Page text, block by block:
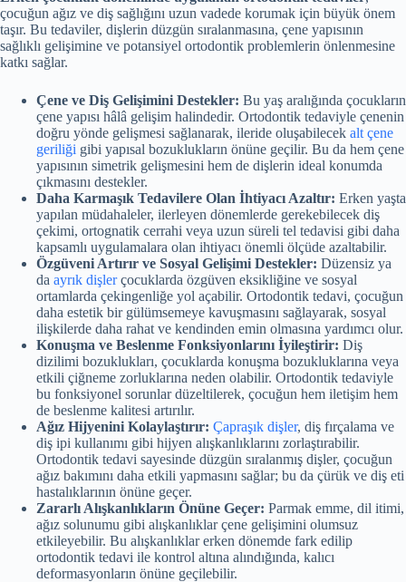
çocuğun ağız ve diş sağlığını uzun vadede korumak için büyük önem
taşır. Bu tedaviler, dişlerin düzgün sıralanmasına, çene yapısının
sağlıklı gelişimine ve potansiyel ortodontik problemlerin önlenmesine
katkı sağlar.
Çene ve Diş Gelişimini Destekler: Bu yaş aralığında çocukların
çene yapısı hâlâ gelişim halindedir. Ortodontik tedaviyle çenenin
doğru yönde gelişmesi sağlanarak, ileride oluşabilecek alt çene
geriliği gibi yapısal bozuklukların önüne geçilir. Bu da hem çene
yapısının simetrik gelişmesini hem de dişlerin ideal konumda
çıkmasını destekler.
Daha Karmaşık Tedavilere Olan İhtiyacı Azaltır: Erken yaşta
yapılan müdahaleler, ilerleyen dönemlerde gerekebilecek diş
çekimi, ortognatik cerrahi veya uzun süreli tel tedavisi gibi daha
kapsamlı uygulamalara olan ihtiyacı önemli ölçüde azaltabilir.
Özgüveni Artırır ve Sosyal Gelişimi Destekler: Düzensiz ya
da ayrık dişlerçocuklarda özgüven eksikliğine ve sosyal
ortamlarda çekingenliğe yol açabilir. Ortodontik tedavi, çocuğun
daha estetik bir gülümsemeye kavuşmasını sağlayarak, sosyal
ilişkilerde daha rahat ve kendinden emin olmasına yardımcı olur.
Konuşma ve Beslenme Fonksiyonlarını İyileştirir: Diş
dizilimi bozuklukları, çocuklarda konuşma bozukluklarına veya
etkili çiğneme zorluklarına neden olabilir. Ortodontik tedaviyle
bu fonksiyonel sorunlar düzeltilerek, çocuğun hem iletişim hem
de beslenme kalitesi artırılır.
Ağız Hijyenini Kolaylaştırır: Çapraşık dişler, diş fırçalama ve
diş ipi kullanımı gibi hijyen alışkanlıklarını zorlaştırabilir.
Ortodontik tedavi sayesinde düzgün sıralanmış dişler, çocuğun
ağız bakımını daha etkili yapmasını sağlar; bu da çürük ve diş eti
hastalıklarının önüne geçer.
Zararlı Alışkanlıkların Önüne Geçer: Parmak emme, dil itimi,
ağız solunumu gibi alışkanlıklar çene gelişimini olumsuz
etkileyebilir. Bu alışkanlıklar erken dönemde fark edilip
ortodontik tedavi ile kontrol altına alındığında, kalıcı
deformasyonların önüne geçilebilir.